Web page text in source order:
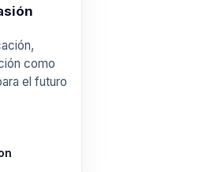
como
el futuro